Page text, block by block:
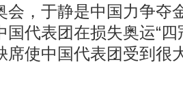
，于静是中国力争夺
国代表团在损失奥运“四
席使中国代表团受到很